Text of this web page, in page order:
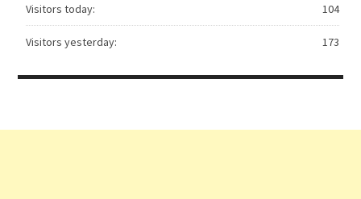
104
Visitors today:
173
Visitors yesterday: